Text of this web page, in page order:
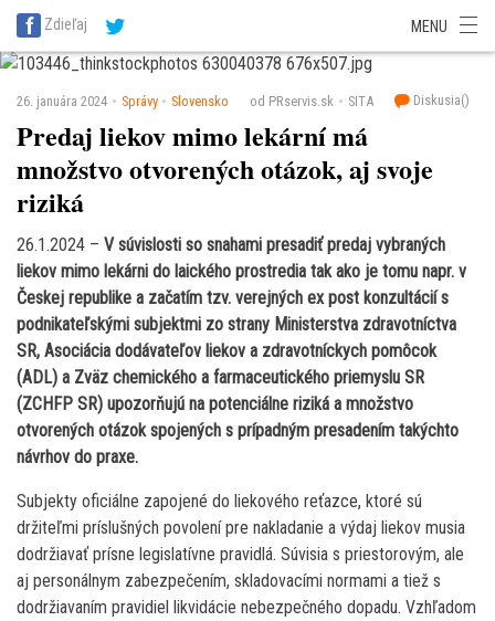
SITA Energetika
SITA Potravinárstvo
Zdieľaj MENU
26. januára 2024 Správy Slovensko od PRservis.sk SITA Diskusia()
Predaj liekov mimo lekární má
množstvo otvorených otázok, aj svoje
riziká
26.1.2024 – V súvislosti so snahami presadiť predaj vybraných
liekov mimo lekárni do laického prostredia tak ako je tomu napr. v
Českej republike a začatím tzv. verejných ex post konzultácií s
podnikateľskými subjektmi zo strany Ministerstva zdravotníctva
SR, Asociácia dodávateľov liekov a zdravotníckych pomôcok
(ADL) a Zväz chemického a farmaceutického priemyslu SR
(ZCHFP SR) upozorňujú na potenciálne riziká a množstvo
otvorených otázok spojených s prípadným presadením takýchto
návrhov do praxe.
Subjekty oficiálne zapojené do liekového reťazce, ktoré sú
držiteľmi príslušných povolení pre nakladanie a výdaj liekov musia
dodržiavať prísne legislatívne pravidlá. Súvisia s priestorovým, ale
aj personálnym zabezpečením, skladovacími normami a tiež s
dodržiavaním pravidiel likvidácie nebezpečného dopadu. Vzhľadom